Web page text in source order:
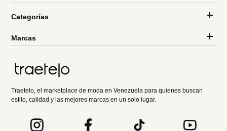
Categorías
Marcas
Traetelo, el marketplace de moda en Venezuela para quienes buscan
estilo, calidad y las mejores marcas en un solo lugar.